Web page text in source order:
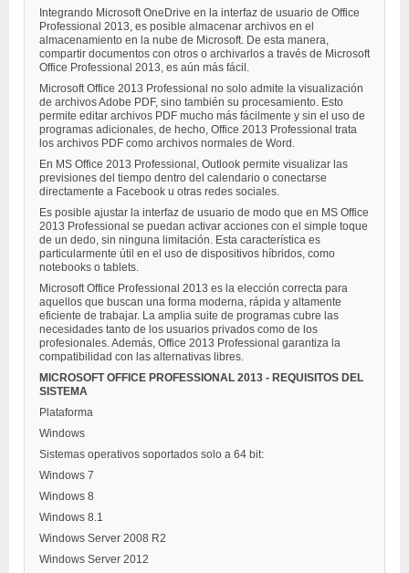
Integrando Microsoft OneDrive en la interfaz de usuario de Office
Professional 2013, es posible almacenar archivos en el
almacenamiento en la nube de Microsoft. De esta manera,
compartir documentos con otros o archivarlos a través de Microsoft
Office Professional 2013, es aún más fácil.
Microsoft Office 2013 Professional no solo admite la visualización
de archivos Adobe PDF, sino también su procesamiento. Esto
permite editar archivos PDF mucho más fácilmente y sin el uso de
programas adicionales, de hecho, Office 2013 Professional trata
los archivos PDF como archivos normales de Word.
En MS Office 2013 Professional, Outlook permite visualizar las
previsiones del tiempo dentro del calendario o conectarse
directamente a Facebook u otras redes sociales.
Es posible ajustar la interfaz de usuario de modo que en MS Office
2013 Professional se puedan activar acciones con el simple toque
de un dedo, sin ninguna limitación. Esta característica es
particularmente útil en el uso de dispositivos híbridos, como
notebooks o tablets.
Microsoft Office Professional 2013 es la elección correcta para
aquellos que buscan una forma moderna, rápida y altamente
eficiente de trabajar. La amplia suite de programas cubre las
necesidades tanto de los usuarios privados como de los
profesionales. Además, Office 2013 Professional garantiza la
compatibilidad con las alternativas libres.
MICROSOFT OFFICE PROFESSIONAL 2013 - REQUISITOS DEL
SISTEMA
Plataforma
Windows
Sistemas operativos soportados solo a 64 bit:
Windows 7
Windows 8
Windows 8.1
Windows Server 2008 R2
Windows Server 2012